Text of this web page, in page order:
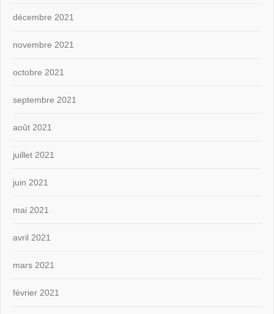
décembre 2021
novembre 2021
octobre 2021
septembre 2021
août 2021
juillet 2021
juin 2021
mai 2021
avril 2021
mars 2021
février 2021